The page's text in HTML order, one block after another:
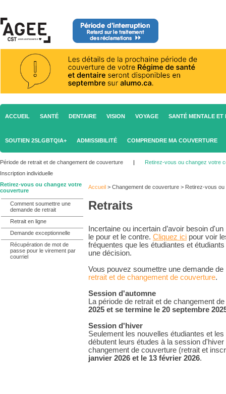
ACCUEIL SANTÉ DENTAIRE VISION VOYAGE SANTÉ MENTALE ET
SOUTIEN 2SLGBTQIA+ ADMISSIBILITÉ COMPRENDRE MA COUVERTURE
Période de retrait et de changement de couverture |
Retirez-vous ou changez votre
Inscription individuelle
Retirez-vous ou changez votre
couverture
Comment soumettre une
demande de retrait
Retrait en ligne
Demande exceptionnelle
Récupération de mot de
passe pour le virement par
courriel
Accueil > Changement de couverture > Retirez-vous
Retraits
Incertaine ou incertain d’avoir besoin
le pour et le contre. Cliquez ici pour voir
fréquentes que les étudiantes et
une décision.
Vous pouvez soumettre une demande
retrait et de changement de couverture.
Session d'automne
La période de retrait et de changement
2025 et se termine le 20 septembre
Session d'hiver
Seulement les nouvelles étudiantes et
débutent leurs études à la session
changement de couverture (retrait et
janvier 2026 et le 13 février 2026.